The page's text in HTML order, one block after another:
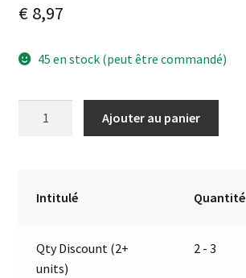
€8,97
45 en stock (peut être commandé)
position
Jokon
Ajouter au panier
Intitulé Quantité
Qty Discount (2+
units)
2 - 3